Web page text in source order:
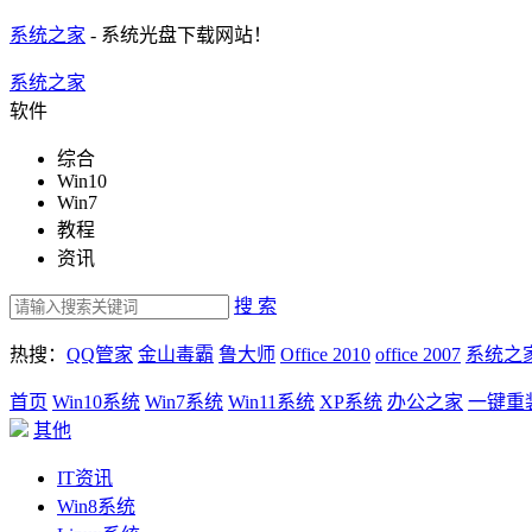
系统之家 - 系统光盘下载网站！
系统之家
软件
综合
Win10
Win7
教程
资讯
搜 索
热搜： QQ管家 金山毒霸 鲁大师 Office 2010 office 2007 系统之
首页 Win10系统 Win7系统 Win11系统 XP系统 办公之家 一键重
其他
IT资讯
Win8系统